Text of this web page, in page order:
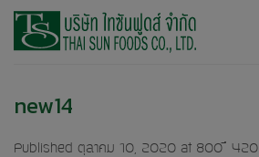
Skip
new14
Published ตุลาคม 10, 2020 at 800 × 420